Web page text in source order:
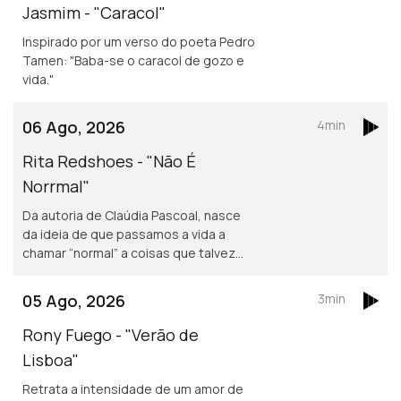
Jasmim - "Caracol"
Inspirado por um verso do poeta Pedro
Tamen: "Baba-se o caracol de gozo e
vida."
06 Ago, 2026
Rita Redshoes - "Não É
Norrmal"
Da autoria de Claúdia Pascoal, nasce
da ideia de que passamos a vida a
chamar “normal” a coisas que talvez
4min
05 Ago, 2026
Rony Fuego - "Verão de
Lisboa"
Retrata a intensidade de um amor de
3min